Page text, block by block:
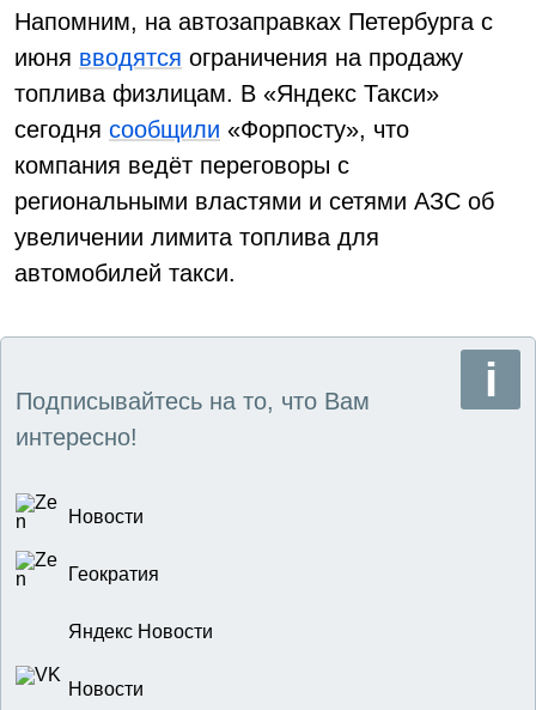
Напомним, на автозаправках Петербурга с
июня вводятся ограничения на продажу
топлива физлицам. В «Яндекс Такси»
сегодня сообщили «Форпосту», что
компания ведёт переговоры с
региональными властями и сетями АЗС об
увеличении лимита топлива для
автомобилей такси.
Подписывайтесь на то, что Вам
интересно!
Новости
Геократия
Яндекс Новости
Новости